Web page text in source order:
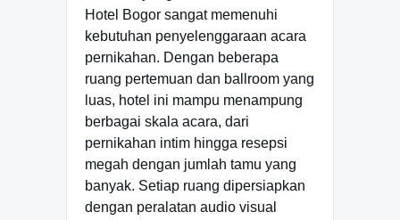
Hotel Bogor sangat memenuhi
kebutuhan penyelenggaraan acara
pernikahan. Dengan beberapa
ruang pertemuan dan ballroom yang
luas, hotel ini mampu menampung
berbagai skala acara, dari
pernikahan intim hingga resepsi
megah dengan jumlah tamu yang
banyak. Setiap ruang dipersiapkan
dengan peralatan audio visual